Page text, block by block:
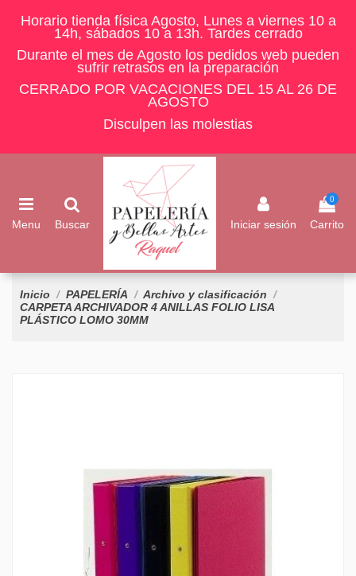
Horario tienda física Agosto, Lunes a viernes 10 a
14h, sábados 10 a 13h. Tardes cerrado
Durante el mes de Agosto los pedidos web pueden
sufrir retrasos en la preparación
CERRADO POR VACACIONES DEL 15 AL 26 DE
AGOSTO
Disculpen las molestias
Menu Buscar Iniciar sesión
0
Carrito
Inicio PAPELERÍA
Archivo y clasificación
CARPETA ARCHIVADOR 4 ANILLAS FOLIO LISA
PLÁSTICO LOMO 30MM